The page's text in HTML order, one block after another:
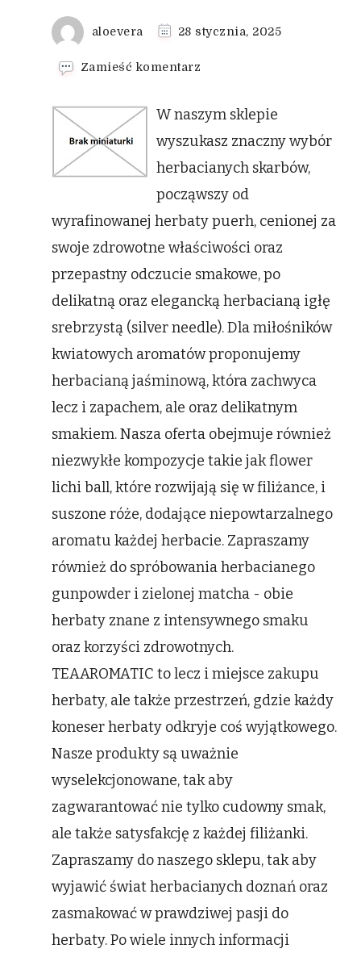
aloevera 28 stycznia, 2025
Zamieść komentarz
herbata
jaśminowa
W naszym sklepie
wyszukasz znaczny wybór
herbacianych skarbów,
począwszy od
wyrafinowanej herbaty puerh, cenionej za
swoje zdrowotne właściwości oraz
przepastny odczucie smakowe, po
delikatną oraz elegancką herbacianą igłę
srebrzystą (silver needle). Dla miłośników
kwiatowych aromatów proponujemy
herbacianą jaśminową, która zachwyca
lecz i zapachem, ale oraz delikatnym
smakiem. Nasza oferta obejmuje również
niezwykłe kompozycje takie jak flower
lichi ball, które rozwijają się w filiżance, i
suszone róże, dodające niepowtarzalnego
aromatu każdej herbacie. Zapraszamy
również do spróbowania herbacianego
gunpowder i zielonej matcha - obie
herbaty znane z intensywnego smaku
oraz korzyści zdrowotnych.
TEAAROMATIC to lecz i miejsce zakupu
herbaty, ale także przestrzeń, gdzie każdy
koneser herbaty odkryje coś wyjątkowego.
Nasze produkty są uważnie
wyselekcjonowane, tak aby
zagwarantować nie tylko cudowny smak,
ale także satysfakcję z każdej filiżanki.
Zapraszamy do naszego sklepu, tak aby
wyjawić świat herbacianych doznań oraz
zasmakować w prawdziwej pasji do
herbaty. Po wiele innych informacji